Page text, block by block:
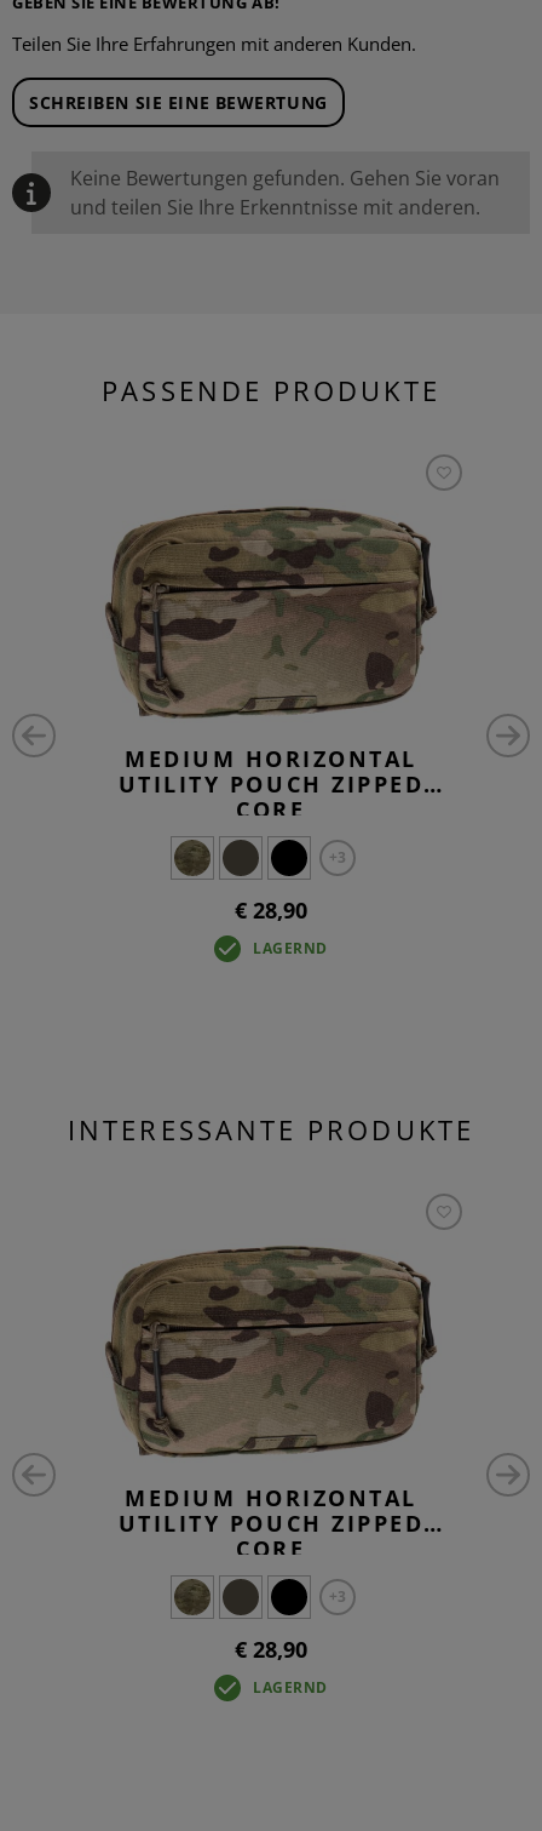
Teilen Sie Ihre Erfahrungen mit anderen Kunden.
SCHREIBEN SIE EINE BEWERTUNG
Keine Bewertungen gefunden. Gehen Sie voran
und teilen Sie Ihre Erkenntnisse mit anderen.
PASSENDE PRODUKTE
MEDIUM HORIZONTAL
UTILITY POUCH ZIPPED
CORE
+3
€ 28,90
LAGERND
INTERESSANTE PRODUKTE
MEDIUM HORIZONTAL
UTILITY POUCH ZIPPED
CORE
+3
€ 28,90
LAGERND